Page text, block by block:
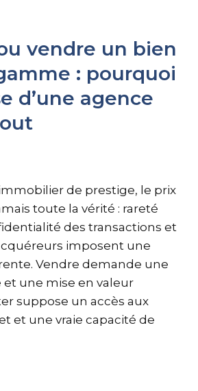
vendre un bien
: pourquoi
d’une agence
de prestige, le prix
toute la vérité : rareté
des transactions et
imposent une
Vendre demande une
une mise en valeur
suppose un accès aux
et une vraie capacité de